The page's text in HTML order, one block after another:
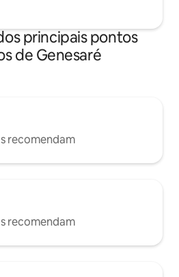
principais pontos
de Genesaré
recomendam
recomendam